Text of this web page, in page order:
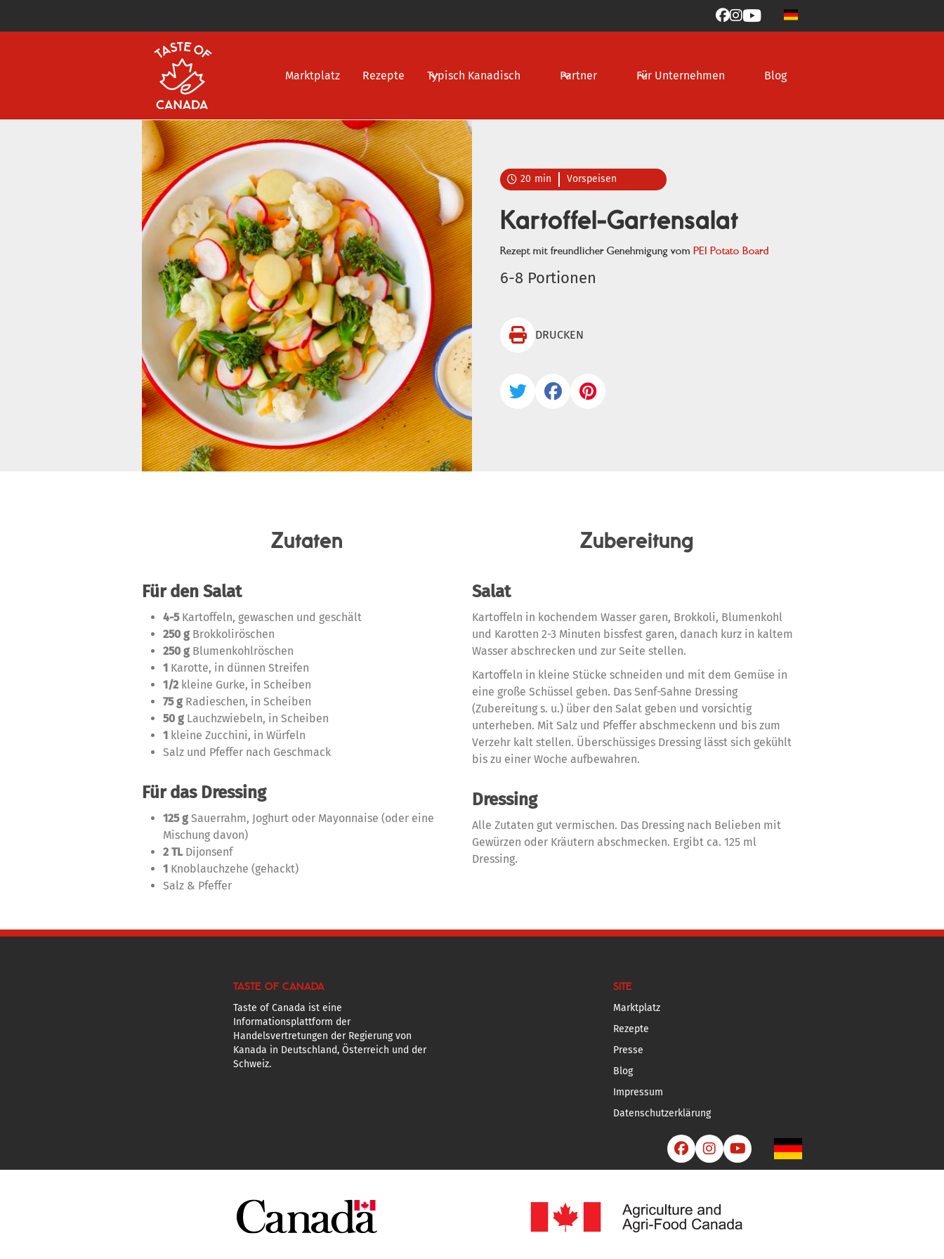

Marktplatz Rezepte Typisch Kanadisch Partner Für Unternehmen Blog
 20 min Vorspeisen
Kartoffel-Gartensalat
Rezept mit freundlicher Genehmigung vom PEI Potato Board
6-8 Portionen
 DRUCKEN
  
Zutaten
Für den Salat
4-5Kartoffeln, gewaschen und geschält
250 g Brokkoliröschen
250 g Blumenkohlröschen
1 Karotte, in dünnen Streifen
1/2 kleine Gurke, in Scheiben
75 g Radieschen, in Scheiben
50 g Lauchzwiebeln, in Scheiben
1 kleine Zucchini, in Würfeln
Salz und Pfeffer nach Geschmack
Für das Dressing
125 g Sauerrahm, Joghurt oder Mayonnaise (oder eine
Mischung davon)
2 TLDijonsenf
1 Knoblauchzehe (gehackt)
Salz & Pfeffer
Zubereitung
Salat
Kartoffeln in kochendem Wasser garen, Brokkoli, Blumenkohl
und Karotten 2-3 Minuten bissfest garen, danach kurz in kaltem
Wasser abschrecken und zur Seite stellen.
Kartoffeln in kleine Stücke schneiden und mit dem Gemüse in
eine große Schüssel geben. Das Senf-Sahne Dressing
(Zubereitung s. u.) über den Salat geben und vorsichtig
unterheben. Mit Salz und Pfeffer abschmeckenn und bis zum
Verzehr kalt stellen. Überschüssiges Dressing lässt sich gekühlt
bis zu einer Woche aufbewahren.
Dressing
Alle Zutaten gut vermischen. Das Dressing nach Belieben mit
Gewürzen oder Kräutern abschmecken. Ergibt ca. 125 ml
Dressing.
TASTE OF CANADA
Taste of Canada ist eine
Informationsplattform der
Handelsvertretungen der Regierung von
Kanada in Deutschland, Österreich und der
Schweiz.
SITE
Marktplatz
Rezepte
Presse
Blog
Impressum
Datenschutzerklärung
  